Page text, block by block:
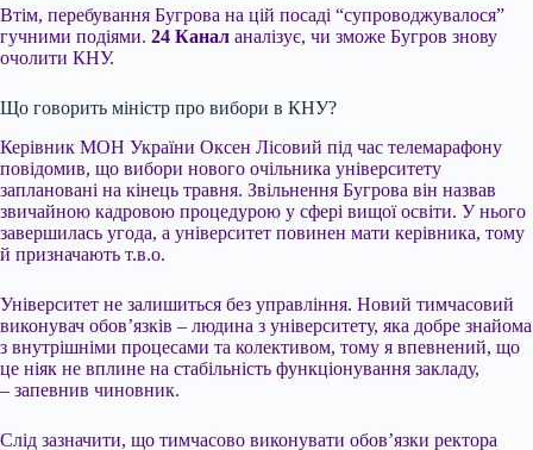
Втім, перебування Бугрова на цій посаді “супроводжувалося”
гучними подіями. 24 Канал аналізує, чи зможе Бугров знову
очолити КНУ.
Що говорить міністр про вибори в КНУ?
Керівник МОН України Оксен Лісовий під час телемарафону
повідомив, що вибори нового очільника університету
заплановані на кінець травня. Звільнення Бугрова він назвав
звичайною кадровою процедурою у сфері вищої освіти. У нього
завершилась угода, а університет повинен мати керівника, тому
й призначають т.в.о.
Університет не залишиться без управління. Новий тимчасовий
виконувач обов’язків – людина з університету, яка добре знайома
з внутрішніми процесами та колективом, тому я впевнений, що
це ніяк не вплине на стабільність функціонування закладу,
– запевнив чиновник.
Слід зазначити, що тимчасово виконувати обов’язки ректора